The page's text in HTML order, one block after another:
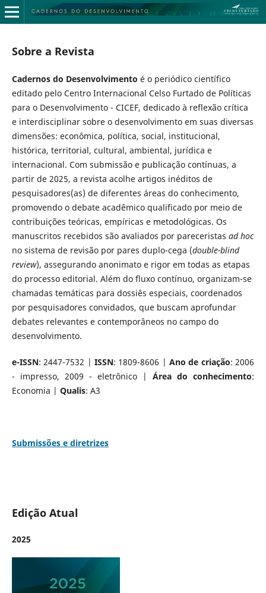
Sobre a Revista
Cadernos do Desenvolvimento é o periódico científico
editado pelo Centro Internacional Celso Furtado de Políticas
para o Desenvolvimento - CICEF, dedicado à reflexão crítica
e interdisciplinar sobre o desenvolvimento em suas diversas
dimensões: econômica, política, social, institucional,
histórica, territorial, cultural, ambiental, jurídica e
internacional. Com submissão e publicação contínuas, a
partir de 2025, a revista acolhe artigos inéditos de
pesquisadores(as) de diferentes áreas do conhecimento,
promovendo o debate acadêmico qualificado por meio de
contribuições teóricas, empíricas e metodológicas. Os
manuscritos recebidos são avaliados por pareceristas ad hoc
no sistema de revisão por pares duplo-cega (double-blind
review), assegurando anonimato e rigor em todas as etapas
do processo editorial. Além do fluxo contínuo, organizam-se
chamadas temáticas para dossiês especiais, coordenados
por pesquisadores convidados, que buscam aprofundar
debates relevantes e contemporâneos no campo do
desenvolvimento.
e-ISSN: 2447-7532 | ISSN: 1809-8606 |Ano de criação: 2006
- impresso, 2009 - eletrônico |Área do conhecimento:
Economia | Qualis: A3
Submissões e diretrizes
Edição Atual
2025